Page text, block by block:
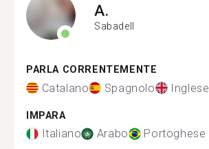
A.
Sabadell
PARLA CORRENTEMENTE
Catalano Spagnolo Inglese
IMPARA
Italiano Arabo Portoghese